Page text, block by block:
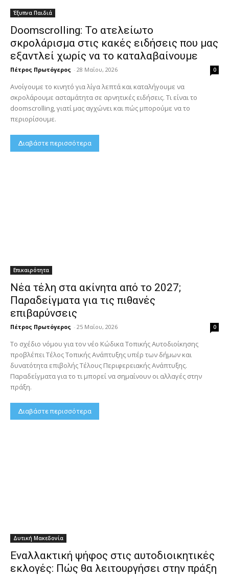
Έξυπνα Παιδιά
Doomscrolling: Το ατελείωτο
σκρολάρισμα στις κακές ειδήσεις που μας
εξαντλεί χωρίς να το καταλαβαίνουμε
Πέτρος Πρωτόγερος - 28 Μαΐου, 2026 0
Ανοίγουμε το κινητό για λίγα λεπτά και καταλήγουμε να
σκρολάρουμε ασταμάτητα σε αρνητικές ειδήσεις. Τι είναι το
doomscrolling, γιατί μας αγχώνει και πώς μπορούμε να το
περιορίσουμε.
Διαβάστε περισσότερα
Επικαιρότητα
Νέα τέλη στα ακίνητα από το 2027;
Παραδείγματα για τις πιθανές
επιβαρύνσεις
Πέτρος Πρωτόγερος - 25 Μαΐου, 2026 0
Το σχέδιο νόμου για τον νέο Κώδικα Τοπικής Αυτοδιοίκησης
προβλέπει Τέλος Τοπικής Ανάπτυξης υπέρ των δήμων και
δυνατότητα επιβολής Τέλους Περιφερειακής Ανάπτυξης.
Παραδείγματα για το τι μπορεί να σημαίνουν οι αλλαγές στην
πράξη.
Διαβάστε περισσότερα
Δυτική Μακεδονία
Εναλλακτική ψήφος στις αυτοδιοικητικές
εκλογές: Πώς θα λειτουργήσει στην πράξη